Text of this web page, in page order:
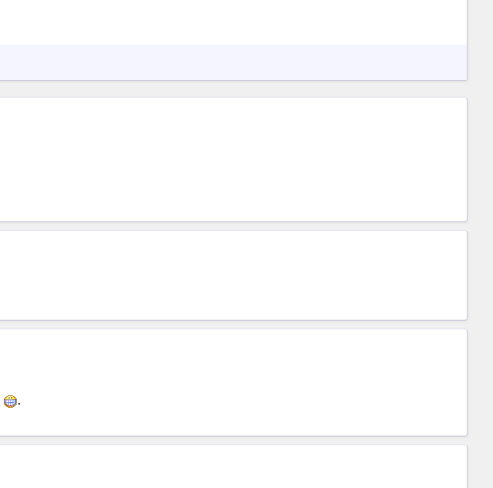
.